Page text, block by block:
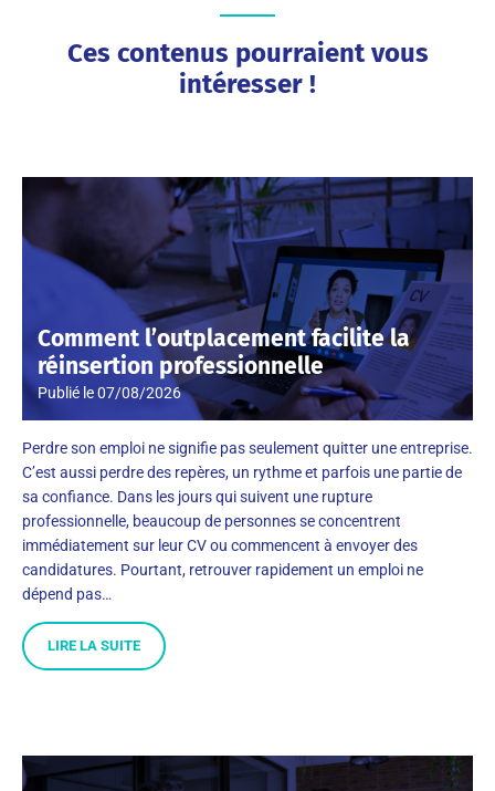
Ces contenus pourraient vous
intéresser !
Comment l’outplacement facilite la
réinsertion professionnelle
Publié le07/08/2026
Perdre son emploi ne signifie pas seulement quitter une entreprise.
C’est aussi perdre des repères, un rythme et parfois une partie de
sa confiance. Dans les jours qui suivent une rupture
professionnelle, beaucoup de personnes se concentrent
immédiatement sur leur CV ou commencent à envoyer des
candidatures. Pourtant, retrouver rapidement un emploi ne
dépend pas…
LIRE LA SUITE